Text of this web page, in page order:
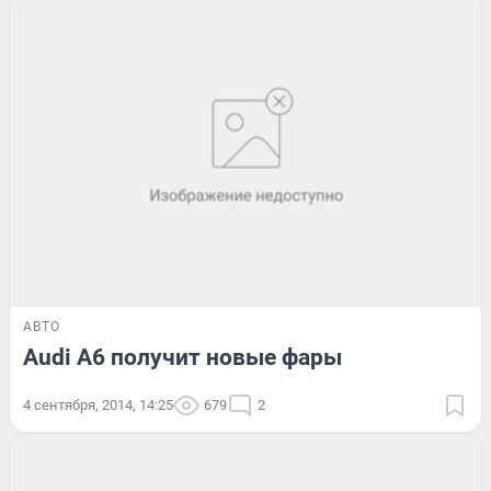
АВТО
Audi A6 получит новые фары
4 сентября, 2014, 14:25 679 2